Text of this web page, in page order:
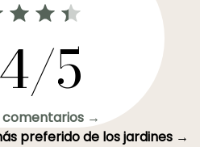
5
comentarios →
preferido de los jardines →